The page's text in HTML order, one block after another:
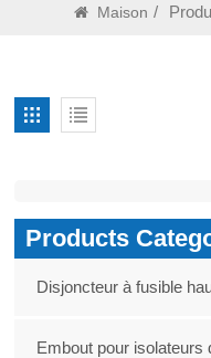
Maison /
Products
Disjoncteur à fusible
Embout pour isolateurs